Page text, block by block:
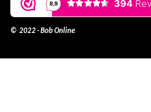
© 2022 - Bob Online